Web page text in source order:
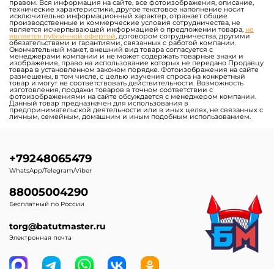
Модули, блоки для полос
препятствий
Надувные батуты для
бизнеса с бассейном